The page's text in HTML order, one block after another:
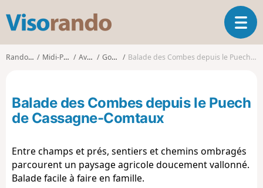
s
o
d
o
O
u
l
v
i
Randonnées Midi-Pyrénées Aveyron Goutrens Balade des Combes depuis le Puech de Cassagne-Comtaux
Balade des Combes depuis le Puech
de Cassagne-Comtaux
Entre champs et prés, sentiers et chemins ombragés
parcourent un paysage agricole doucement vallonné.
Balade facile à faire en famille.